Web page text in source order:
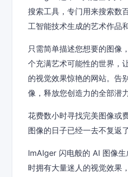
搜索工具，专门用来搜索数
工智能技术生成的艺术作品
只需简单描述您想要的图像
个充满艺术可能性的世界，
的视觉效果惊艳的网站。告
像，释放您创造力的全部潜力
花费数小时寻找完美图像或
图像的日子已经一去不复返了
ImAIger 闪电般的 AI 图像
时拥有大量迷人的视觉效果